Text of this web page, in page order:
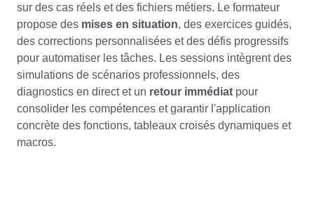
sur des cas réels et des fichiers métiers. Le formateur
propose des mises en situation, des exercices guidés,
des corrections personnalisées et des défis progressifs
pour automatiser les tâches. Les sessions intègrent des
simulations de scénarios professionnels, des
diagnostics en direct et un retour immédiat pour
consolider les compétences et garantir l'application
concrète des fonctions, tableaux croisés dynamiques et
macros.